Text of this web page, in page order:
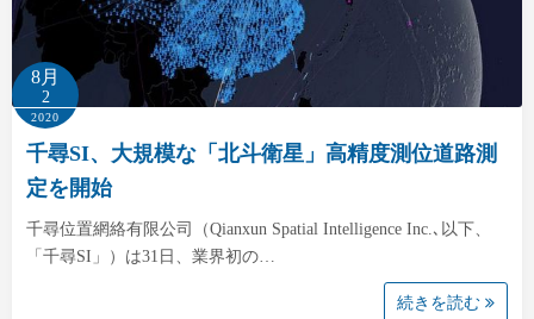
8月
2
2020
千尋SI、大規模な「北斗衛星」高精度測位道路測
定を開始
千尋位置網絡有限公司（Qianxun Spatial Intelligence Inc.､以下、
「千尋SI」）は31日、業界初の…
続きを読む